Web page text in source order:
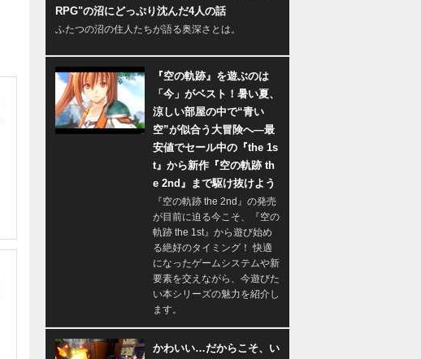
RPG"の沼にどっぷり沈んだ4人の話
ふたつの沼の住人たちが語る奥深さとは。
『空の軌跡』を遊ぶのは
「今」がベスト！暑い夏、
涼しい部屋の中で“青い
空”が似合う大冒険へ―最
安値でセール中の『the 1s
t』から新作『空の軌跡 th
e 2nd』まで駆け抜けよう
『空の軌跡 the 2nd』の発売
が目前に迫る今こそ、『空の
軌跡 the 1st』から遊び始め
る絶好のタイミング！ 快適
になったゲームシステムや新
要素を交えながら、今遊びた
い本シリーズの魅力を紹介し
ます。
かわいい…だからこそ、い